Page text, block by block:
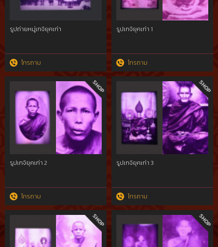
รูปถ่ายหมู่เกจิยุคเก่า
โทรถาม
รูปเกจิยุคเก่า 1
โทรถาม
รูปเกจิยุคเก่า 2
โทรถาม
รูปเกจิยุคเก่า 3
โทรถาม